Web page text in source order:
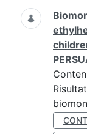
Ricerca